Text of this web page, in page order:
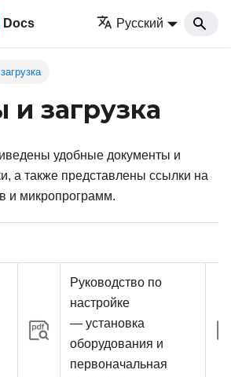
Docs Русский
и загрузка
удобные документы и
а также представлены ссылки на
и микропрограмм.
Руководство по
настройке
— установка
оборудования и
первоначальная